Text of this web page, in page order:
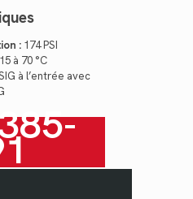
: 174 PSI
à 70 °C
à l’entrée avec